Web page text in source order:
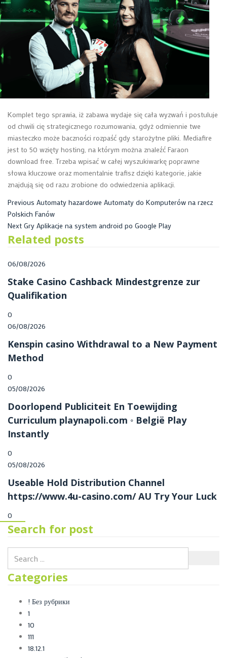
Komplet tego sprawia, iż zabawa wydaje się cała wyzwań i postuluje
od chwili cię strategicznego rozumowania, gdyż odmiennie twe
miasteczko może baczności rozpaść gdy starożytne pliki. Mediafire
jest to 50 wzięty hosting, na którym można znaleźć Faraon
download free. Trzeba wpisać w całej wyszukiwarkę poprawne
słowa kluczowe oraz momentalnie trafisz dzięki kategorie, jakie
znajdują się od razu zrobione do odwiedzenia aplikacji.
Previous Automaty hazardowe Automaty do Komputerów na rzecz
Polskich Fanów
Next Gry Aplikacje na system android po Google Play
Related posts
06/08/2026
Stake Casino Cashback Mindestgrenze zur
Qualifikation
0
06/08/2026
Kenspin casino Withdrawal to a New Payment
Method
0
05/08/2026
Doorlopend Publiciteit En Toewijding
Curriculum playnapoli.com ◦ België Play
Instantly
0
05/08/2026
Useable Hold Distribution Channel
https://www.4u-casino.com/ AU Try Your Luck
0
Search for post
Categories
! Без рубрики
1
10
111
18.12.1